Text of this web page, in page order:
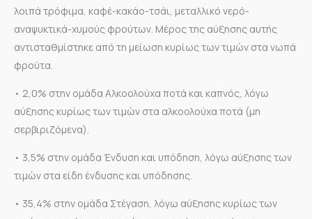
λοιπά τρόφιμα, καφέ-κακάο-τσάι, μεταλλικό νερό-
αναψυκτικά-χυμούς φρούτων. Μέρος της αύξησης αυτής
αντισταθμίστηκε από τη μείωση κυρίως των τιμών στα νωπά
φρούτα.
• 2,0% στην ομάδα Αλκοολούχα ποτά και καπνός, λόγω
αύξησης κυρίως των τιμών στα αλκοολούχα ποτά (μη
σερβιριζόμενα).
• 3,5% στην ομάδα Ένδυση και υπόδηση, λόγω αύξησης των
τιμών στα είδη ένδυσης και υπόδησης.
• 35,4% στην ομάδα Στέγαση, λόγω αύξησης κυρίως των